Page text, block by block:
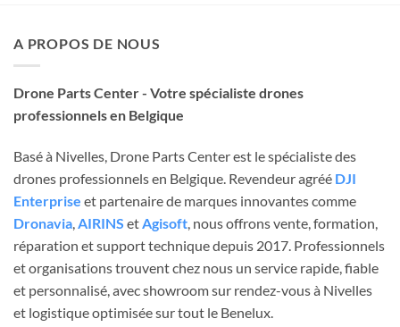
A PROPOS DE NOUS
Drone Parts Center - Votre spécialiste drones
professionnels en Belgique
Basé à Nivelles, Drone Parts Center est le spécialiste des
drones professionnels en Belgique. Revendeur agréé DJI
Enterprise et partenaire de marques innovantes comme
Dronavia AIRINS et Agisoft , nous offrons vente, formation,
réparation et support technique depuis 2017. Professionnels
et organisations trouvent chez nous un service rapide, fiable
et personnalisé, avec showroom sur rendez-vous à Nivelles
et logistique optimisée sur tout le Benelux.